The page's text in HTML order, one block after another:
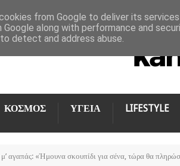
ΚΟΣΜΟΣ ΥΓΕΙΑ LIFESTYLE
αγαπάς: «Ήμουνα σκουπίδι για σένα, τώρα θα
from Google to deliver its
Google along with performance and
detect and address abuse.